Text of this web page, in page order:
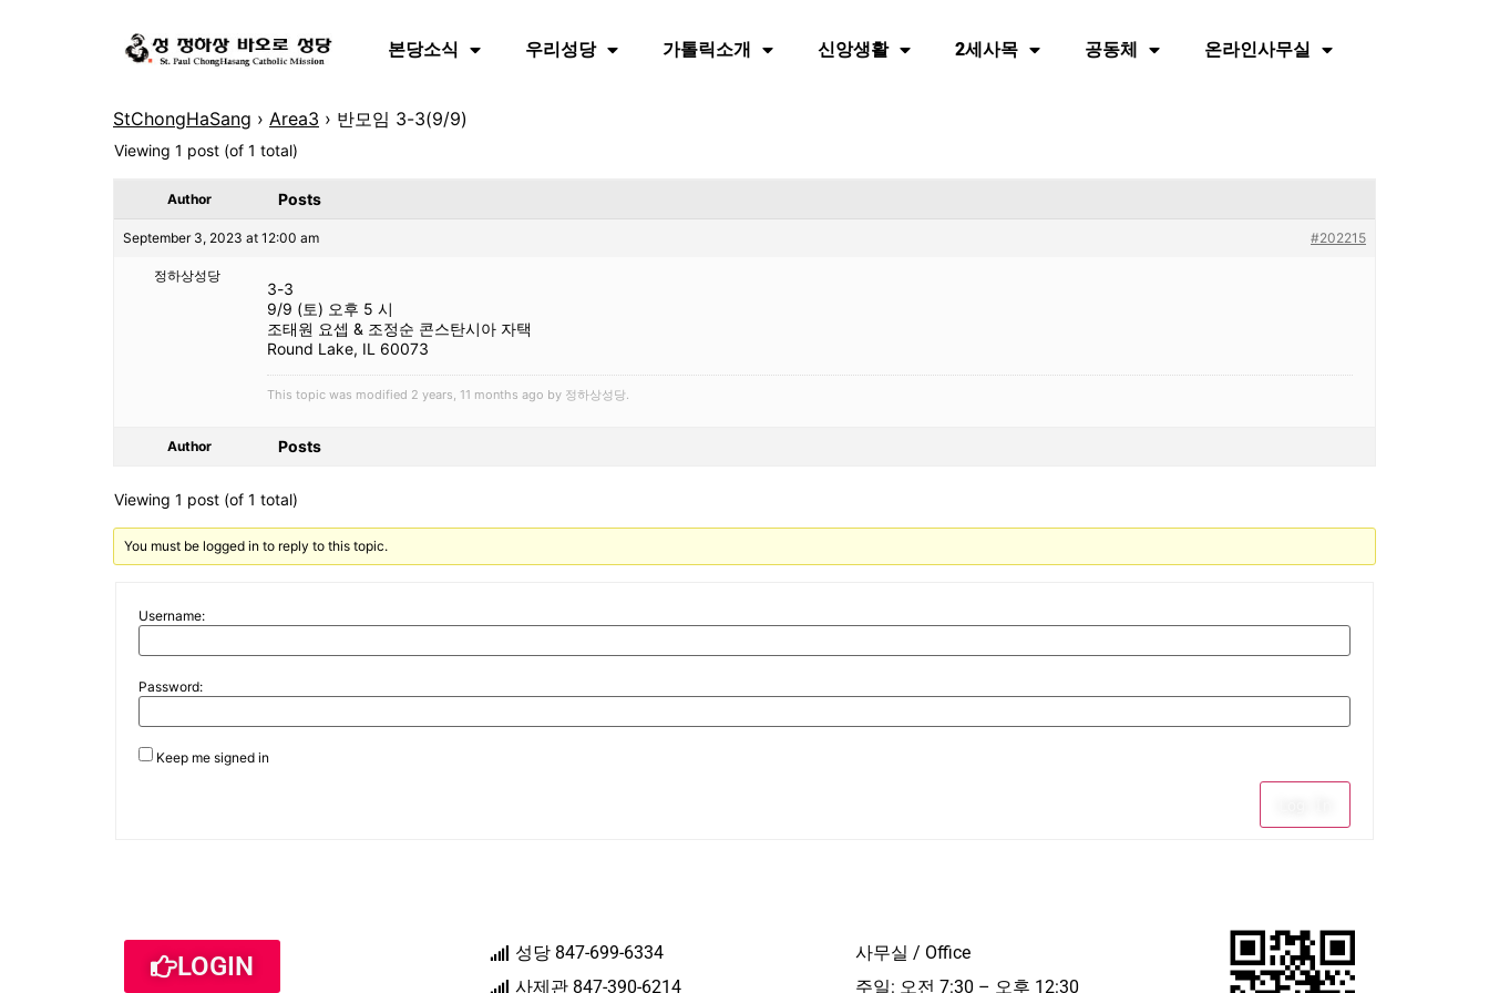
본당소식 우리성당 가톨릭소개 신앙생활 2세사목 공동체 온라인사무실
StChongHaSang › Area3 › 반모임 3-3(9/9)
Viewing 1 post (of 1 total)
Author Posts
September 3, 2023 at 12:00 am #202215
정하상성당
3-3
9/9 (토) 오후 5 시
조태원 요셉 & 조정순 콘스탄시아 자택
Round Lake, IL 60073
This topic was modified 2 years, 11 months ago by 정하상성당.
Author Posts
Viewing 1 post (of 1 total)
You must be logged in to reply to this topic.
Username:
Password:
Keep me signed in
LOGIN
성당 847-699-6334
사제관 847-390-6214
사무실 / Office
주일: 오전 7:30 – 오후 12:30